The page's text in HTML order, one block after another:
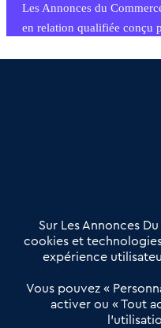
Les Annonces du
en relation qualifiée conçu
commercial et les
Offres Pro
Actualités
Qui sommes nous ?
Derniers articles
Réseau 3C : un partenaire
Sur Les Annonces
cookies et
expérience
Vous pouvez «
activer ou « Tout